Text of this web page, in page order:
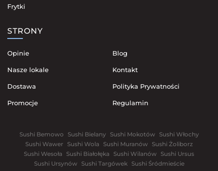
Frytki
STRONY
Opinie
Nasze lokale
Dostawa
Promocje
Blog
Kontakt
Polityka Prywatności
Regulamin
Sushi Bemowo Sushi Bielany Sushi Mokotów
Sushi Włochy
Sushi Wawer Sushi Wola Sushi Muranów Sushi Żoliborz
Sushi Wesoła
Sushi Białołęka Sushi Wilanów Sushi Ursus
Sushi Ursynów
Sushi Targówek
Sushi Śródmieście